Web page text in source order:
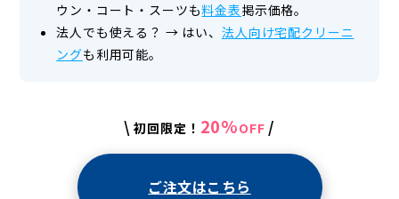
ウン・コート・スーツも料金表掲示価格。
法人でも使える？ → はい、 法人向け宅配クリーニ
ングも利用可能。
\ 初回限定！ 20%OFF /
ご注文はこちら